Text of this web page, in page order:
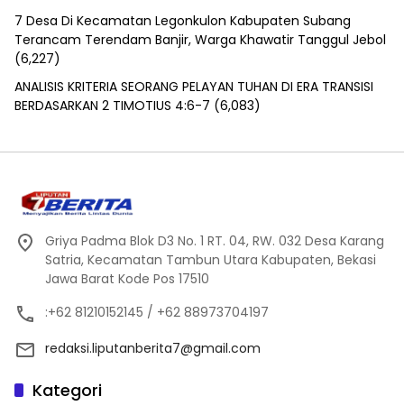
7 Desa Di Kecamatan Legonkulon Kabupaten Subang
Terancam Terendam Banjir, Warga Khawatir Tanggul Jebol
(6,227)
ANALISIS KRITERIA SEORANG PELAYAN TUHAN DI ERA TRANSISI
BERDASARKAN 2 TIMOTIUS 4:6-7 (6,083)
Griya Padma Blok D3 No. 1 RT. 04, RW. 032 Desa Karang
Satria, Kecamatan Tambun Utara Kabupaten, Bekasi
Jawa Barat Kode Pos 17510
:+62 81210152145 / +62 88973704197
redaksi.liputanberita7@gmail.com
Kategori